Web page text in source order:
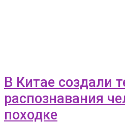
В Китае создали
распознавания
походке